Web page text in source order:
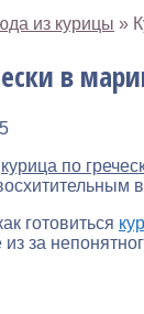
из курицы »
в
курица по
готовиться
из за